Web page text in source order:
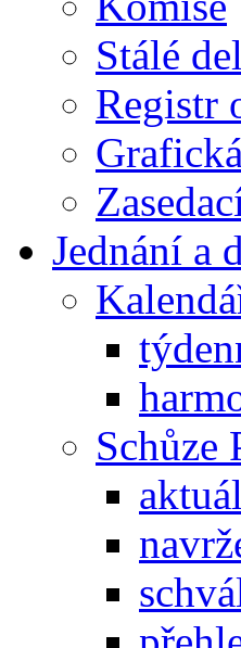
Stálé
Registr
Jednání a
Schůze